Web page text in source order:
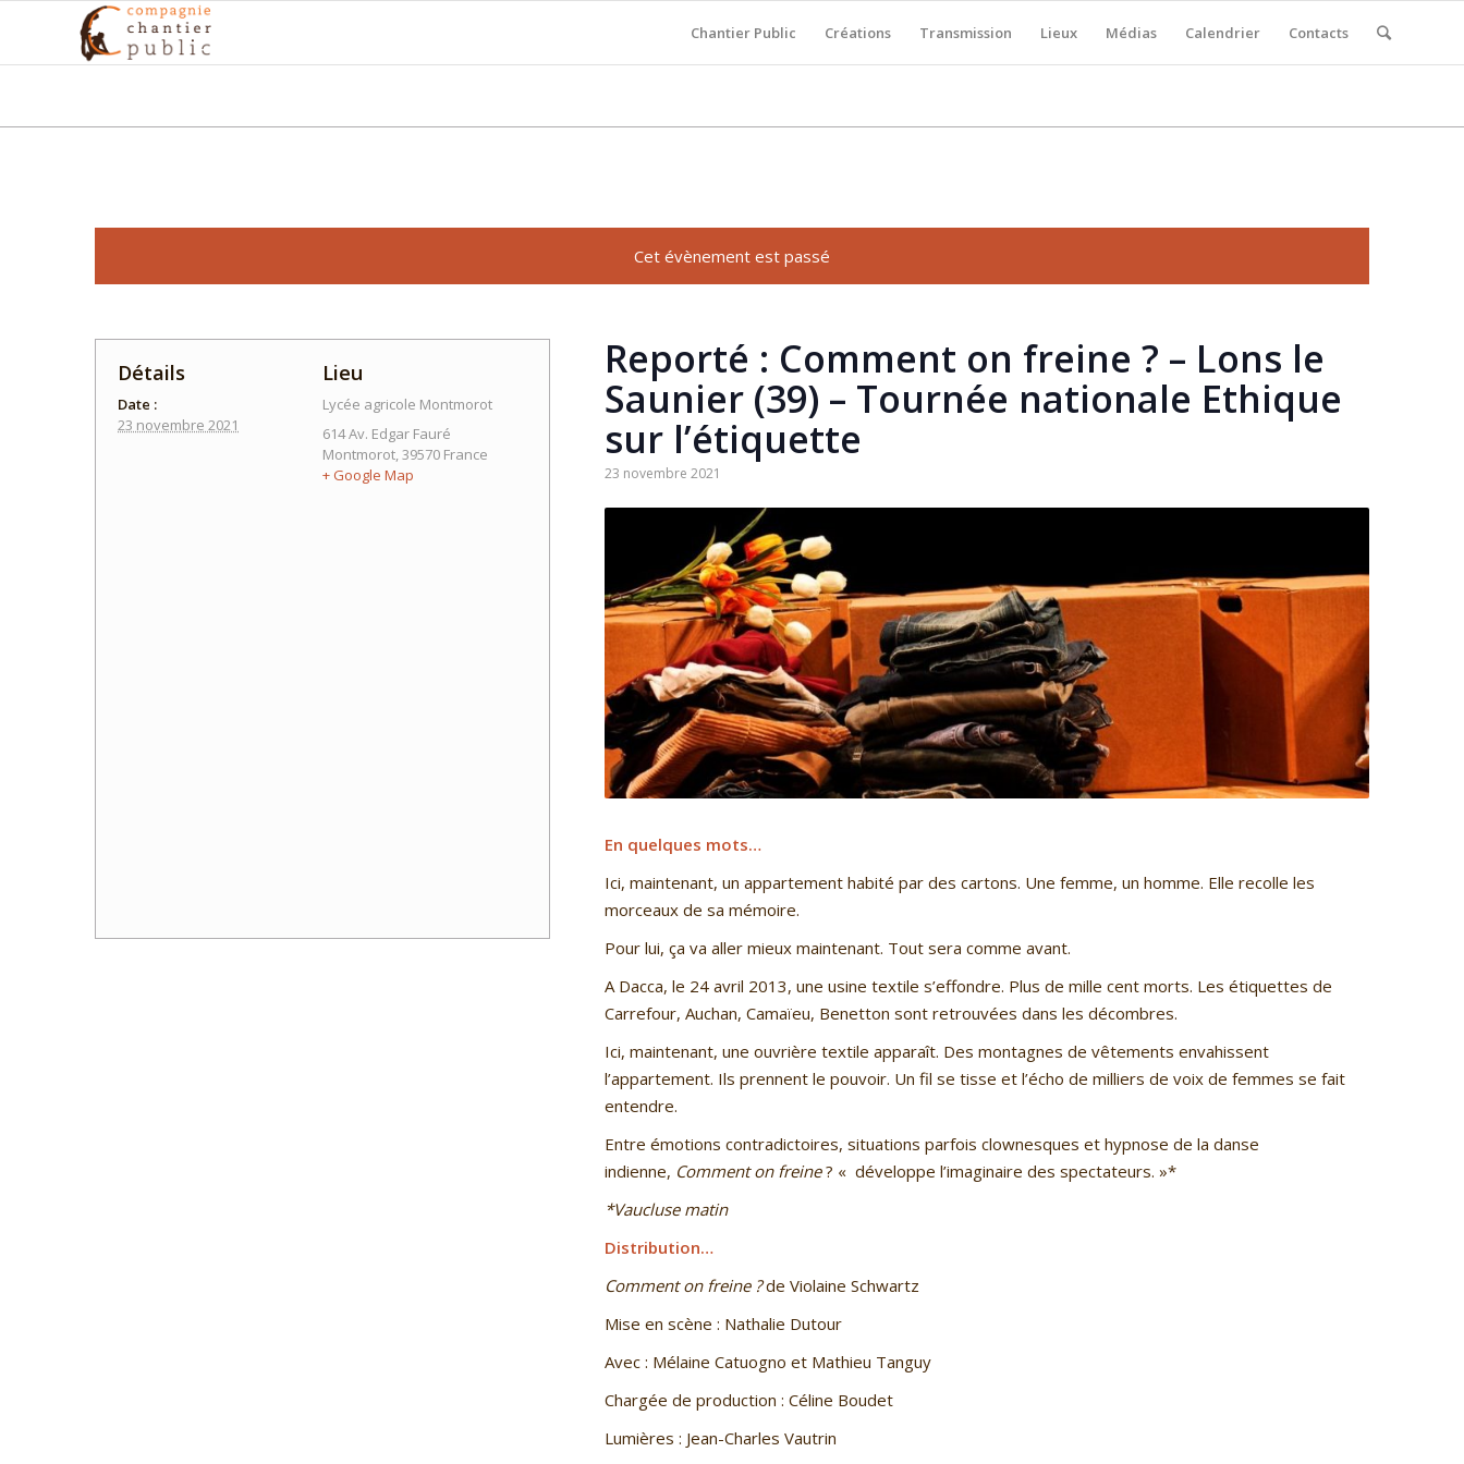
Chantier Public Créations Transmission Lieux Médias Calendrier Contacts
Cet évènement est passé
Reporté : Comment on freine ? – Lons le
Saunier (39) – Tournée nationale Ethique
sur l’étiquette
23 novembre 2021
En quelques mots…
Ici, maintenant, un appartement habité par des cartons. Une femme, un homme. Elle recolle les
morceaux de sa mémoire.
Pour lui, ça va aller mieux maintenant. Tout sera comme avant.
A Dacca, le 24 avril 2013, une usine textile s’effondre. Plus de mille cent morts. Les étiquettes de
Carrefour, Auchan, Camaïeu, Benetton sont retrouvées dans les décombres.
Ici, maintenant, une ouvrière textile apparaît. Des montagnes de vêtements envahissent
l’appartement. Ils prennent le pouvoir. Un fil se tisse et l’écho de milliers de voix de femmes se fait
entendre.
Entre émotions contradictoires, situations parfois clownesques et hypnose de la danse
indienne, Comment on freine? « développe l’imaginaire des spectateurs. »*
*Vaucluse matin
Distribution…
Comment on freine ?de Violaine Schwartz
Mise en scène : Nathalie Dutour
Avec : Mélaine Catuogno et Mathieu Tanguy
Chargée de production : Céline Boudet
Lumières : Jean-Charles Vautrin
Détails
Date :
23 novembre 2021
Lieu
Lycée agricole Montmorot
614 Av. Edgar Fauré
Montmorot,39570 France
+ Google Map